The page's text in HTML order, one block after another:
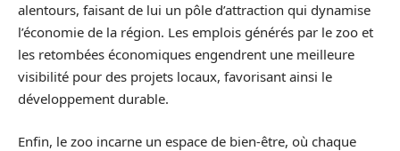
alentours, faisant de lui un pôle d’attraction qui dynamise
l’économie de la région. Les emplois générés par le zoo et
les retombées économiques engendrent une meilleure
visibilité pour des projets locaux, favorisant ainsi le
développement durable.
Enfin, le zoo incarne un espace de bien-être, où chaque